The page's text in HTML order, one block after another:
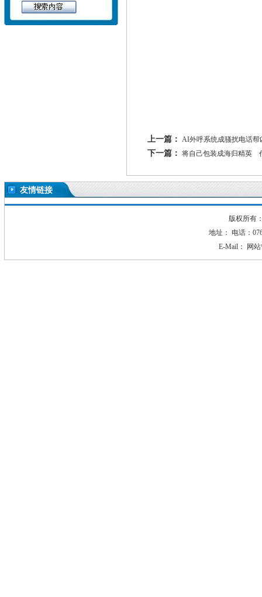
上一篇： AI外呼系统成骚扰电话帮
下一篇： 将自己包装成海归精英
友情链接
版权所有
地址： 电话：
E-Mail：
网